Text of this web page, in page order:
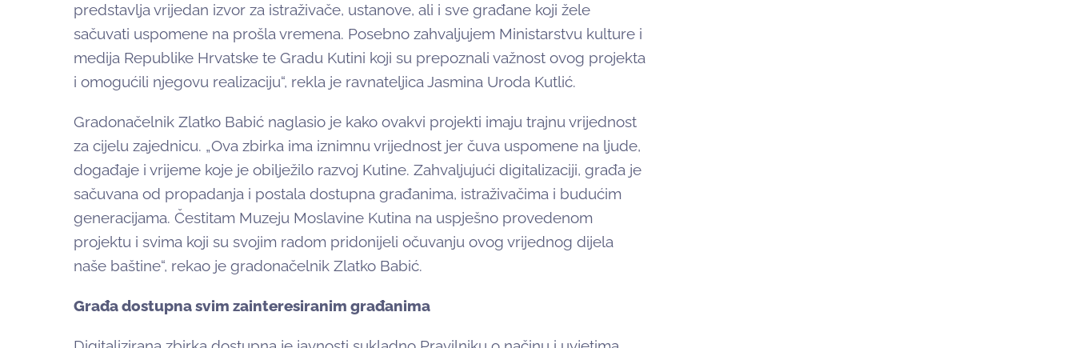
predstavlja vrijedan izvor za istraživače, ustanove, ali i sve građane koji žele
sačuvati uspomene na prošla vremena. Posebno zahvaljujem Ministarstvu kulture i
medija Republike Hrvatske te Gradu Kutini koji su prepoznali važnost ovog projekta
i omogućili njegovu realizaciju“, rekla je ravnateljica Jasmina Uroda Kutlić.
Gradonačelnik Zlatko Babić naglasio je kako ovakvi projekti imaju trajnu vrijednost
za cijelu zajednicu. „Ova zbirka ima iznimnu vrijednost jer čuva uspomene na ljude,
događaje i vrijeme koje je obilježilo razvoj Kutine. Zahvaljujući digitalizaciji, građa je
sačuvana od propadanja i postala dostupna građanima, istraživačima i budućim
generacijama. Čestitam Muzeju Moslavine Kutina na uspješno provedenom
projektu i svima koji su svojim radom pridonijeli očuvanju ovog vrijednog dijela
naše baštine“, rekao je gradonačelnik Zlatko Babić.
Građa dostupna svim zainteresiranim građanima